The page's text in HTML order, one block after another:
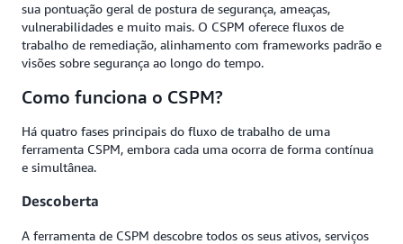
sua pontuação geral de postura de segurança, ameaças,
vulnerabilidades e muito mais. O CSPM oferece fluxos de
trabalho de remediação, alinhamento com frameworks padrão e
visões sobre segurança ao longo do tempo.
Como funciona o CSPM?
Há quatro fases principais do fluxo de trabalho de uma
ferramenta CSPM, embora cada uma ocorra de forma contínua
e simultânea.
Descoberta
A ferramenta de CSPM descobre todos os seus ativos, serviços